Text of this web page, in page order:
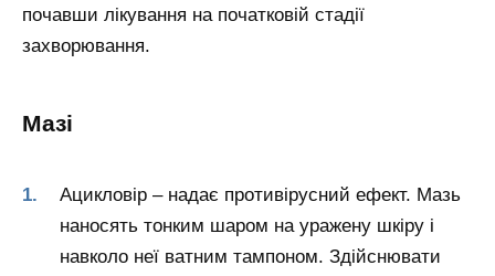
почавши лікування на початковій стадії
захворювання.
Мазі
Ацикловір – надає противірусний ефект. Мазь
наносять тонким шаром на уражену шкіру і
навколо неї ватним тампоном. Здійснювати